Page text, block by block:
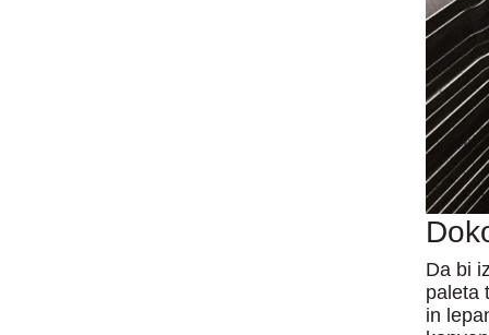
Da bi
paleta
in